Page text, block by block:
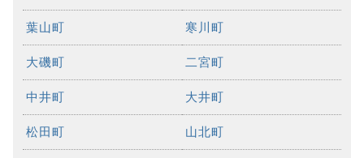
葉山町 寒川町
大磯町 二宮町
中井町 大井町
松田町 山北町